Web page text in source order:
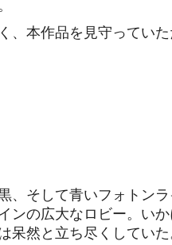
、本作品を見守ってい
、そして青いフォトン
ンの広大なロビー。い
呆然と立ち尽くしてい